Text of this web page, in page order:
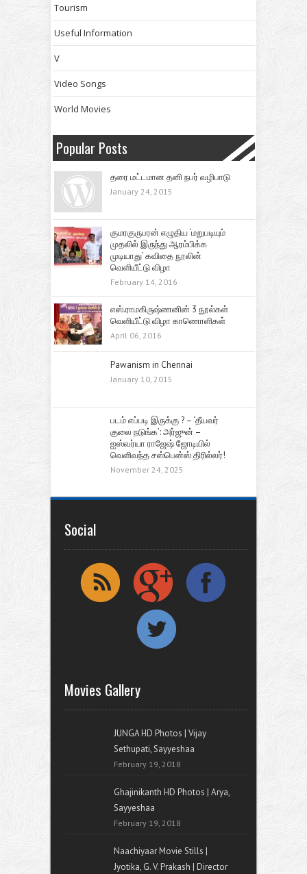
Tourism
Useful Information
V
Video Songs
World Movies
Popular Posts
தரை மட்டமான தனி நபர் வழிபாடு
January 24, 2015
குமரகுருபரன் எழுதிய ‘மறுபடியும்
முதலில் இருந்து ஆரம்பிக்க
முடியாது’ கவிதை நூலின்
வெளியீட்டு விழா
February 14, 2016
எஸ்.ராமகிருஷ்ணனின் 3 நூல்கள்
வெளியீட்டு விழா காணொளிகள்
April 06, 2016
Pawanism in Chennai
January 10, 2015
படம் எப்படி இருக்கு ? – ‘தீயவர்
குலை நடுங்க’: அர்ஜுன் –
ஐஸ்வர்யா ராஜேஷ் ஜோடியில்
வெளிவந்த சஸ்பென்ஸ் திரில்லர்!
November 24, 2025
Social
Movies Gallery
JUNGA HD Photos | Vijay
Sethupati, Sayyeshaa
February 19, 2018
Ghajinikanth HD Photos | Arya,
Sayyeshaa
February 19, 2018
Naachiyaar Movie Stills |
Jyotika, G. V. Prakash | Director